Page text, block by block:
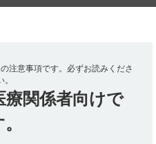
Drug Information
能又は効果について教え
注意事項です。 必ずお読みくださ
。
療関係者向けで